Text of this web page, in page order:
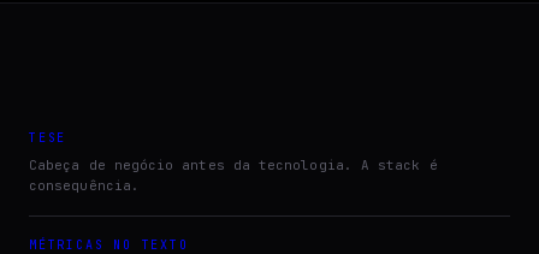
TESE
Cabeça de negócio antes da tecnologia. A stack é
consequência.
MÉTRICAS NO TEXTO